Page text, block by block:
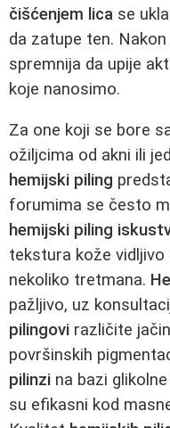
čišćenjem lica se
da zatupe ten. Nakon
spremnija da upije
koje nanosimo.
Za one koji se bore
ožiljcima od akni ili
hemijski piling
forumima se često
hemijski piling
tekstura kože
nekoliko tretmana.
pažljivo, uz
pilingovi različite
površinskih
pilinzi na bazi
su efikasni kod